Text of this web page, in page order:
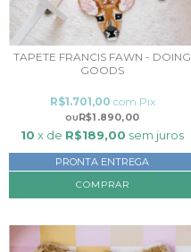
TAPETE FRANCIS FAWN - DOING
GOODS
R$1.890,00
R$1.701,00 com Pix
10 x de R$189,00 sem juros
PRONTA ENTREGA
COMPRAR